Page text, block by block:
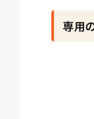
専用